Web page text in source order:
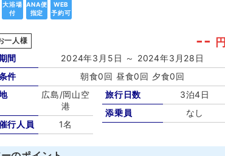
大浴場
付
ANA便
指定
WEB
予約可
一人様 -- 円
間
2024年3月5日 ～ 2024年3月28日
件
朝食0回 昼食0回 夕食0回
広島/岡山空
港
行人員
1名
旅行日数
3泊4日
添乗員
なし